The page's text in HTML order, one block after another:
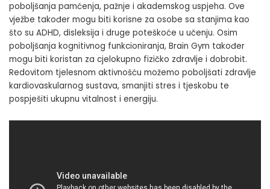
poboljšanja pamćenja, pažnje i akademskog uspjeha. Ove
vježbe također mogu biti korisne za osobe sa stanjima kao
što su ADHD, disleksija i druge poteškoće u učenju. Osim
poboljšanja kognitivnog funkcioniranja, Brain Gym također
mogu biti koristan za cjelokupno fizičko zdravlje i dobrobit.
Redovitom tjelesnom aktivnošću možemo poboljšati zdravlje
kardiovaskularnog sustava, smanjiti stres i tjeskobu te
pospješiti ukupnu vitalnost i energiju.